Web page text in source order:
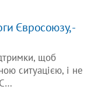
Євросоюзу, -
щоб
ситуацією, і не